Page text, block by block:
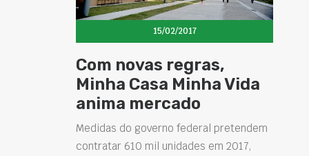
15/02/2017
Com novas regras,
Minha Casa Minha Vida
anima mercado
Medidas do governo federal pretendem
contratar 610 mil unidades em 2017,